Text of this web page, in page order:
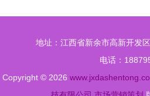
地址：江西省新余市高新开发
电话：
Copyright © 2026